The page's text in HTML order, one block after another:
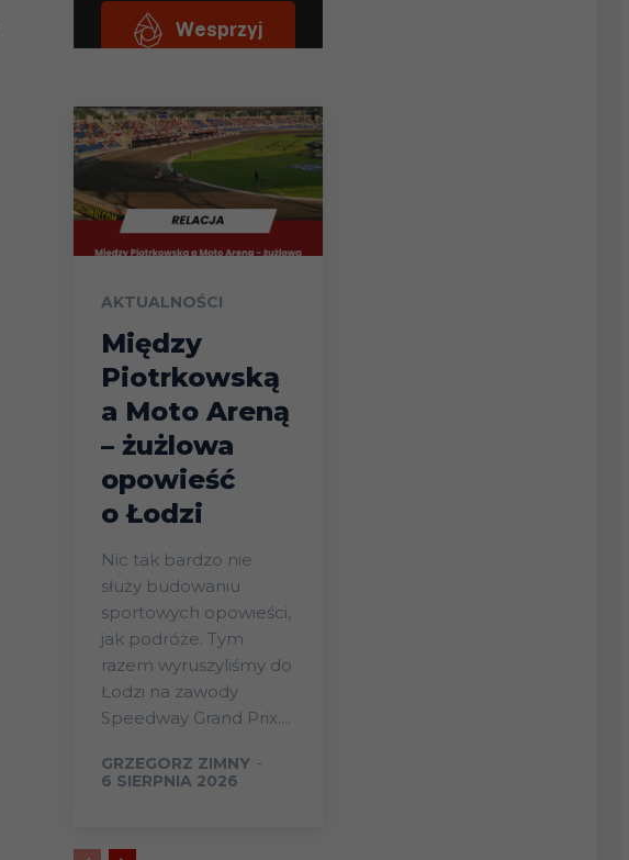
AKTUALNOŚCI
Między
Piotrkowską
a Moto Areną
– żużlowa
opowieść
o Łodzi
Nic tak bardzo nie
służy budowaniu
sportowych opowieści,
jak podróże. Tym
razem wyruszyliśmy do
Łodzi na zawody
Speedway Grand Prix....
GRZEGORZ ZIMNY -
6 SIERPNIA 2026